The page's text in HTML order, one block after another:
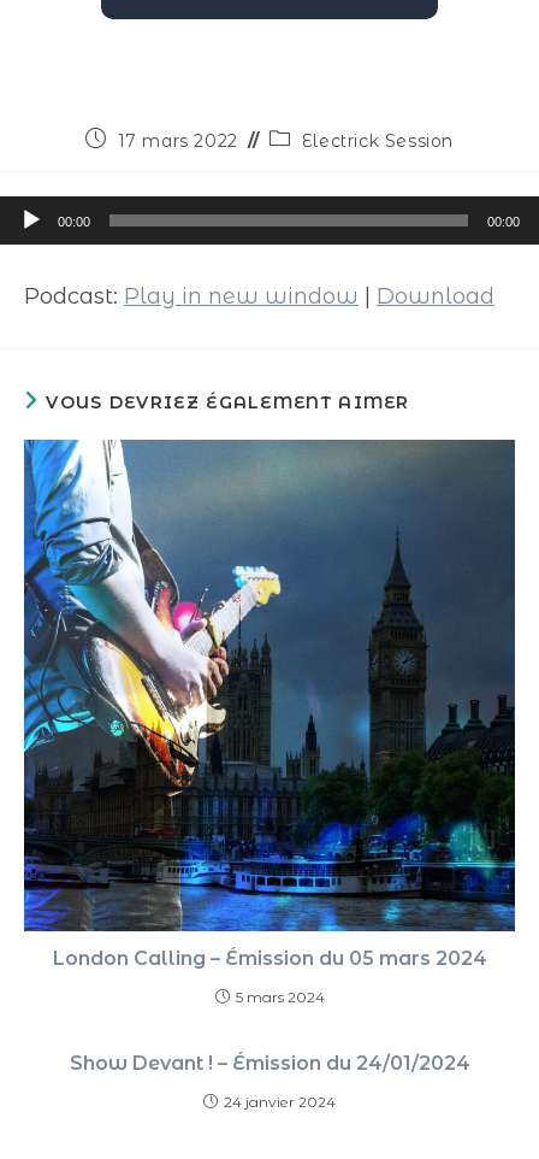
17 mars 2022 Electrick Session
Lecteur
audio
00:00 00:00
Podcast: Play in new window Download
VOUS DEVRIEZ ÉGALEMENT AIMER
London Calling – Émission du 05 mars 2024
5 mars 2024
Show Devant ! – Émission du 24/01/2024
24 janvier 2024